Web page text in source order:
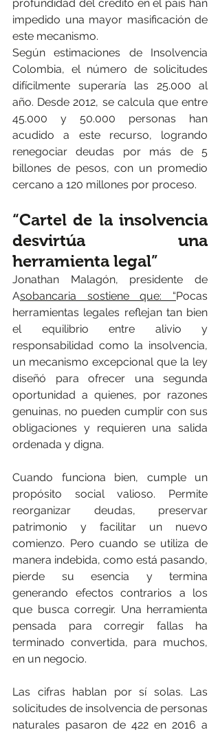
profundidad del crédito en el país han
impedido una mayor masificación de
este mecanismo.
Según estimaciones de Insolvencia
Colombia, el número de solicitudes
difícilmente superaría las 25.000 al
año. Desde 2012, se calcula que entre
45.000 y 50.000 personas han
acudido a este recurso, logrando
renegociar deudas por más de 5
billones de pesos, con un promedio
cercano a 120 millones por proceso.
“Cartel de la insolvencia
desvirtúa una
herramienta legal”
Jonathan Malagón, presidente de
Asobancaria sostiene que: “Pocas
herramientas legales reflejan tan bien
el equilibrio entre alivio y
responsabilidad como la insolvencia,
un mecanismo excepcional que la ley
diseñó para ofrecer una segunda
oportunidad a quienes, por razones
genuinas, no pueden cumplir con sus
obligaciones y requieren una salida
ordenada y digna.
Cuando funciona bien, cumple un
propósito social valioso. Permite
reorganizar deudas, preservar
patrimonio y facilitar un nuevo
comienzo. Pero cuando se utiliza de
manera indebida, como está pasando,
pierde su esencia y termina
generando efectos contrarios a los
que busca corregir. Una herramienta
pensada para corregir fallas ha
terminado convertida, para muchos,
en un negocio.
Las cifras hablan por sí solas. Las
solicitudes de insolvencia de personas
naturales pasaron de 422 en 2016 a